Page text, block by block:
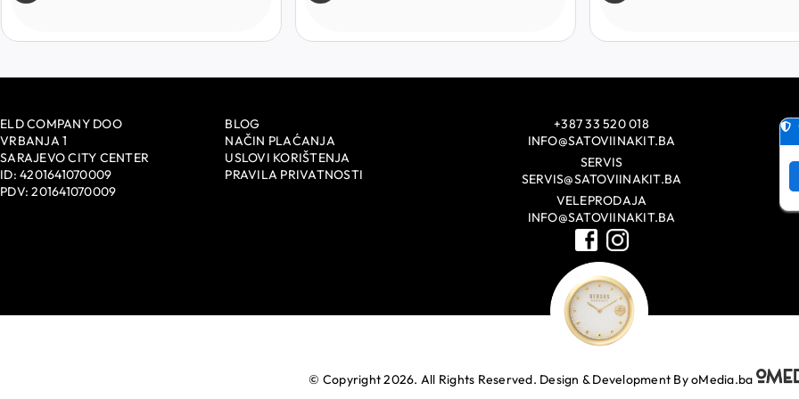
ELD COMPANY DOO
VRBANJA 1
SARAJEVO CITY CENTER
ID: 4201641070009
PDV: 201641070009
BLOG
NAČIN PLAĆANJA
USLOVI KORIŠTENJA
PRAVILA PRIVATNOSTI
+387 33 520 018
INFO@SATOVIINAKIT.BA
SERVIS
SERVIS@SATOVIINAKIT.BA
VELEPRODAJA
INFO@SATOVIINAKIT.BA
© Copyright 2026. All Rights Reserved. Design & Development By oMedia.ba